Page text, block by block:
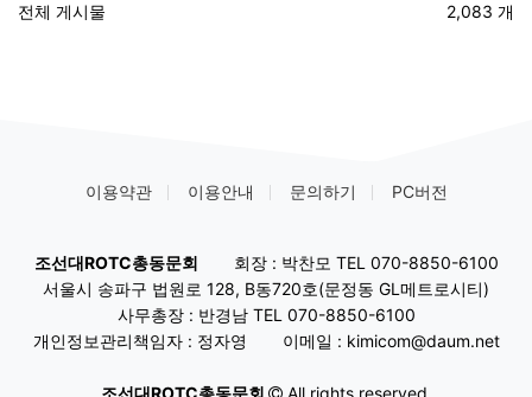
전체 게시물
2,083 개
이용약관 이용안내 문의하기 PC버전
조선대ROTC총동문회
회장 : 박찬모 TEL 070-8850-6100
서울시 송파구 법원로 128, B동720호(문정동 GL메트로시티)
사무총장 : 반경남 TEL 070-8850-6100
개인정보관리책임자 : 정자영
이메일 : kimicom@daum.net